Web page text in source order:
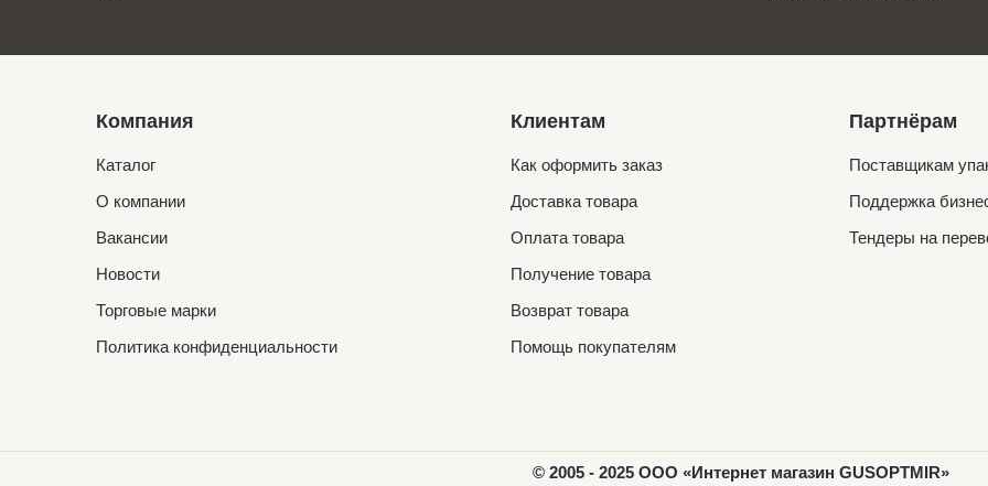
Компания
Каталог
О компании
Вакансии
Новости
Торговые марки
Политика конфиденциальности
Клиентам
Как оформить заказ
Доставка товара
Оплата товара
Получение товара
Возврат товара
Помощь покупателям
Партнёрам
Поставщикам
Поддержка
Тендеры на
© 2005 - 2025 ООО «Интернет магазин GUSOPTMIR»